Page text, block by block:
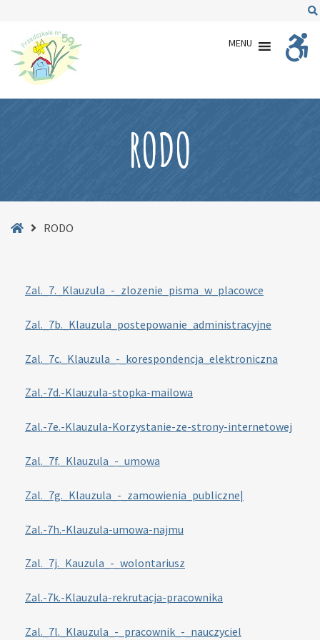
MENU
RODO
StronaRODO
Zal._7._Klauzula_-_zlozenie_pisma_w_placowce
Zal._7b._Klauzula_postepowanie_administracyjne
Zal._7c._Klauzula_-_korespondencja_elektroniczna
Zal.-7d.-Klauzula-stopka-mailowa
Zal.-7e.-Klauzula-Korzystanie-ze-strony-internetowej
Zal._7f._Klauzula_-_umowa
Zal._7g._Klauzula_-_zamowienia_publiczne|
Zal.-7h.-Klauzula-umowa-najmu
Zal._7j._Kauzula_-_wolontariusz
Zal.-7k.-Klauzula-rekrutacja-pracownika
Zal._7l._Klauzula_-_pracownik_-_nauczyciel